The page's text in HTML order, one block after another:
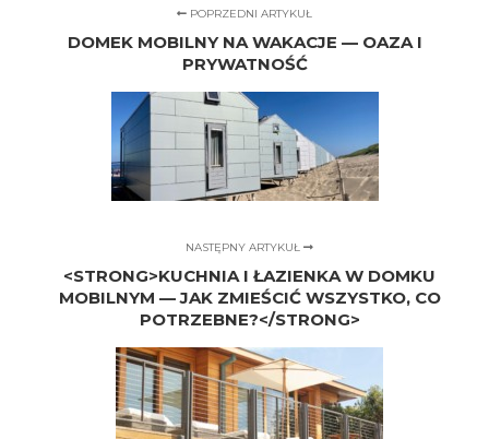
POPRZEDNI ARTYKUŁ
DOMEK MOBILNY NA WAKACJE — OAZA I
PRYWATNOŚĆ
NASTĘPNY ARTYKUŁ
<STRONG>KUCHNIA I ŁAZIENKA W DOMKU
MOBILNYM — JAK ZMIEŚCIĆ WSZYSTKO, CO
POTRZEBNE?</STRONG>